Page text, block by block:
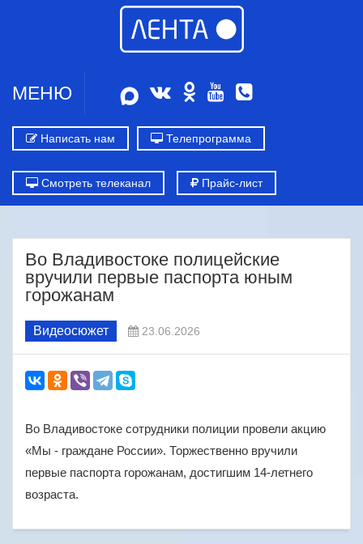
МЕНЮ
Написать нам Телепрограмма
Смотреть телеканал Прайс-лист
Во Владивостоке полицейские
вручили первые паспорта юным
горожанам
Видеосюжет 23.06.2026
Во Владивостоке сотрудники полиции провели акцию
«Мы - граждане России». Торжественно вручили
первые паспорта горожанам, достигшим 14-летнего
возраста.